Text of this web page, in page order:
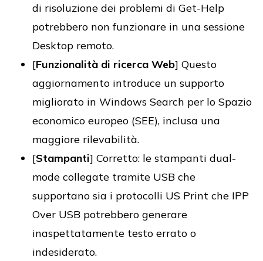
di risoluzione dei problemi di Get-Help
potrebbero non funzionare in una sessione
Desktop remoto.
[Funzionalità di ricerca Web] Questo
aggiornamento introduce un supporto
migliorato in Windows Search per lo Spazio
economico europeo (SEE), inclusa una
maggiore rilevabilità.
[Stampanti] Corretto: le stampanti dual-
mode collegate tramite USB che
supportano sia i protocolli US Print che IPP
Over USB potrebbero generare
inaspettatamente testo errato o
indesiderato.